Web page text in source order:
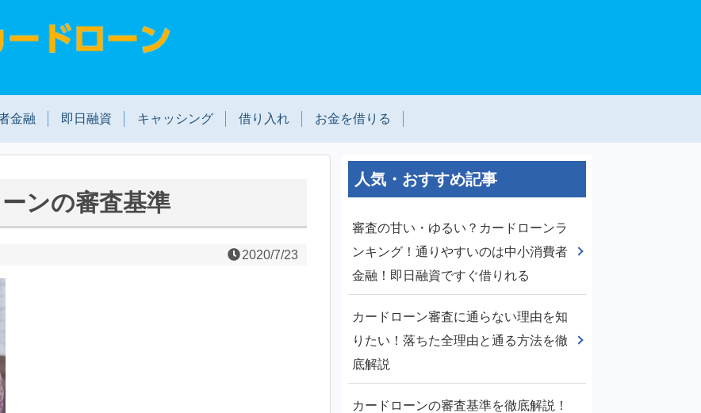
金融 即日融資 キャッシング 借り入れ お金を借りる
ンの審査基準
2020/7/23
人気・おすすめ記事
審査の甘い・ゆるい？カードローンラ
ンキング！通りやすいのは中小消費者
金融！即日融資ですぐ借りれる
カードローン審査に通らない理由を知
りたい！落ちた全理由と通る方法を徹
底解説
カードローンの審査基準を徹底解説！